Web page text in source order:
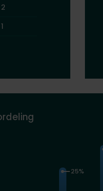
2
1
25%